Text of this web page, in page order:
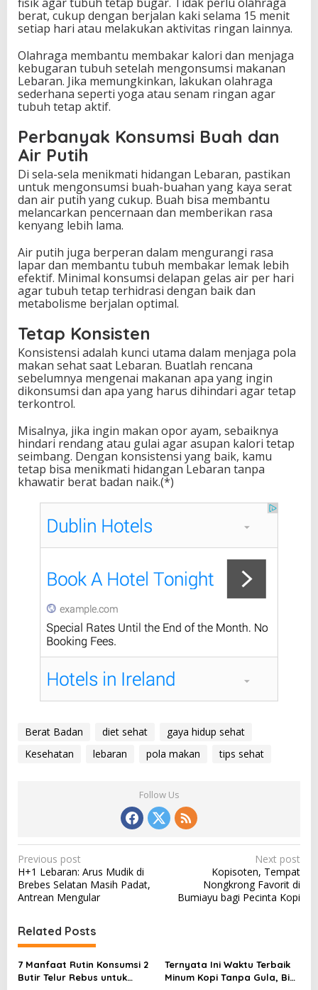
berat, cukup dengan berjalan kaki selama 15 menit
setiap hari atau melakukan aktivitas ringan lainnya.
Olahraga membantu membakar kalori dan menjaga
kebugaran tubuh setelah mengonsumsi makanan
Lebaran. Jika memungkinkan, lakukan olahraga
sederhana seperti yoga atau senam ringan agar
tubuh tetap aktif.
Perbanyak Konsumsi Buah dan
Air Putih
Di sela-sela menikmati hidangan Lebaran, pastikan
untuk mengonsumsi buah-buahan yang kaya serat
dan air putih yang cukup. Buah bisa membantu
melancarkan pencernaan dan memberikan rasa
kenyang lebih lama.
Air putih juga berperan dalam mengurangi rasa
lapar dan membantu tubuh membakar lemak lebih
efektif. Minimal konsumsi delapan gelas air per hari
agar tubuh tetap terhidrasi dengan baik dan
metabolisme berjalan optimal.
Tetap Konsisten
Konsistensi adalah kunci utama dalam menjaga pola
makan sehat saat Lebaran. Buatlah rencana
sebelumnya mengenai makanan apa yang ingin
dikonsumsi dan apa yang harus dihindari agar tetap
terkontrol.
Misalnya, jika ingin makan opor ayam, sebaiknya
hindari rendang atau gulai agar asupan kalori tetap
seimbang. Dengan konsistensi yang baik, kamu
tetap bisa menikmati hidangan Lebaran tanpa
khawatir berat badan naik.(*)
Berat Badan diet sehat
gaya hidup sehat
Kesehatan
lebaran pola makan tips sehat
Follow Us
P
o
s
n
a
v
Previous post
H+1 Lebaran: Arus Mudik di
Brebes Selatan Masih Padat,
Antrean Mengular
Next post
Kopisoten, Tempat
Nongkrong Favorit di
Bumiayu bagi Pecinta Kopi
Related Posts
7 Manfaat Rutin Konsumsi 2
Butir Telur Rebus untuk
Ternyata Ini Waktu Terbaik
Minum Kopi Tanpa Gula, Biar